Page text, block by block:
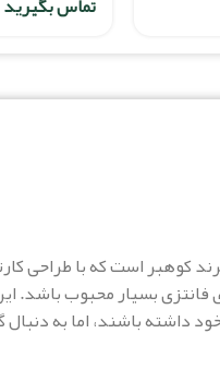
است که با طراحی
بسیار محبوب باشد.
داشته باشند، اما به